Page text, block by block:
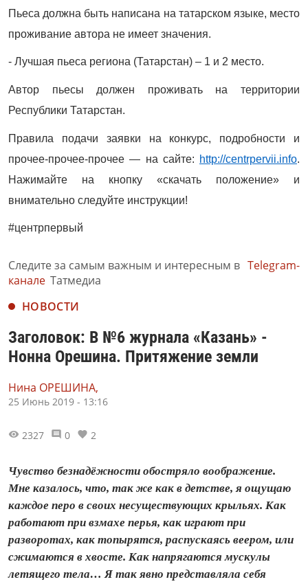
Пьеса должна быть написана на татарском языке, место
проживание автора не имеет значения.
- Лучшая пьеса региона (Татарстан) – 1 и 2 место.
Автор пьесы должен проживать на территории
Республики Татарстан.
Правила подачи заявки на конкурс, подробности и
прочее-прочее-прочее — на сайте: http://centrpervii.info.
Нажимайте на кнопку «скачать положение» и
внимательно следуйте инструкции!
#центрпервый
Следите за самым важным и интересным в Telegram-
канале Татмедиа
НОВОСТИ
Заголовок: В №6 журнала «Казань» -
Нонна Орешина. Притяжение земли
Нина ОРЕШИНА,
25 Июнь 2019 - 13:16
2327 0 2
Чувство безнадёжности обостряло воображение.
Мне казалось, что, так же как в детстве, я ощущаю
каждое перо в своих несуществующих крыльях. Как
работают при взмахе перья, как играют при
разворотах, как топырятся, распускаясь веером, или
сжимаются в хвосте. Как напрягаются мускулы
летящего тела… Я так явно представляла себя